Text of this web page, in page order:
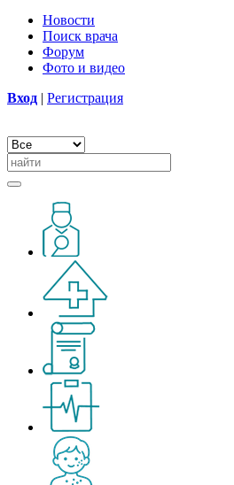
Новости
Поиск врача
Форум
Фото и видео
Вход | Регистрация